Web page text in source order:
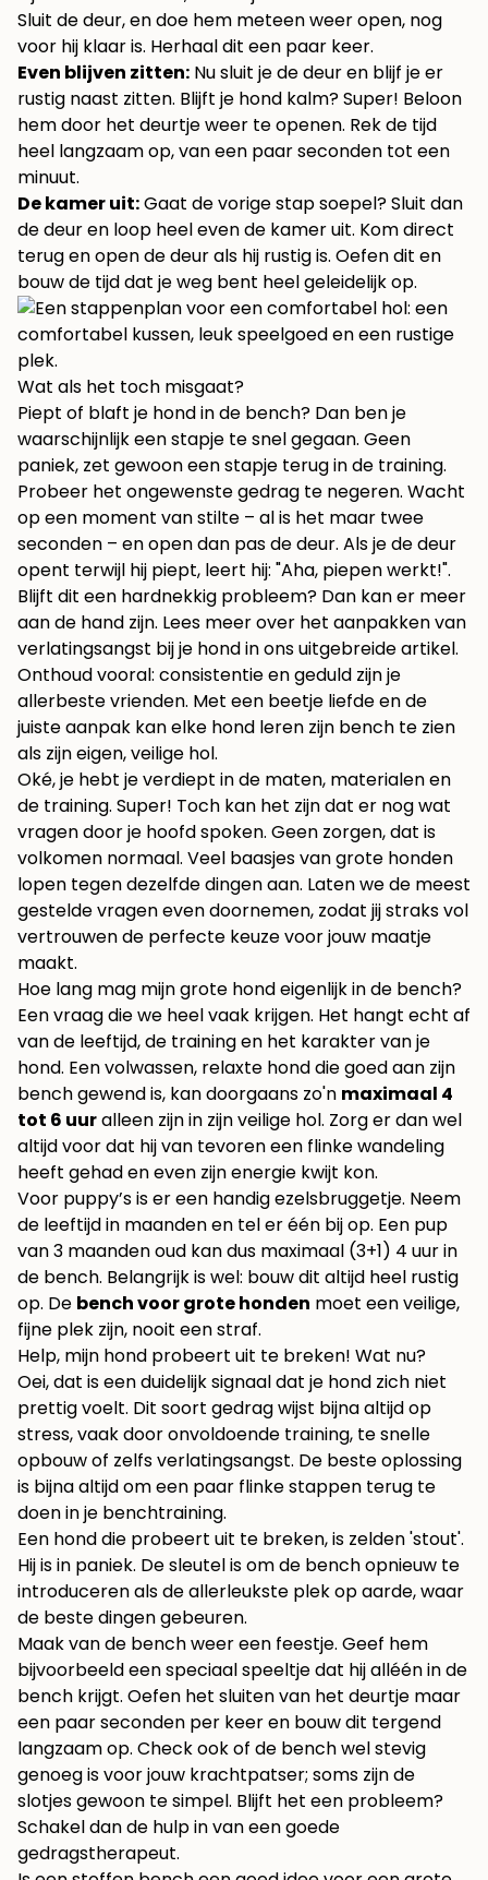
Sluit de deur, en doe hem meteen weer open, nog
voor hij klaar is. Herhaal dit een paar keer.
Even blijven zitten: Nu sluit je de deur en blijf je er
rustig naast zitten. Blijft je hond kalm? Super! Beloon
hem door het deurtje weer te openen. Rek de tijd
heel langzaam op, van een paar seconden tot een
minuut.
De kamer uit:Gaat de vorige stap soepel? Sluit dan
de deur en loop heel even de kamer uit. Kom direct
terug en open de deur als hij rustig is. Oefen dit en
bouw de tijd dat je weg bent heel geleidelijk op.
Wat als het toch misgaat?
Piept of blaft je hond in de bench? Dan ben je
waarschijnlijk een stapje te snel gegaan. Geen
paniek, zet gewoon een stapje terug in de training.
Probeer het ongewenste gedrag te negeren. Wacht
op een moment van stilte – al is het maar twee
seconden – en open dan pas de deur. Als je de deur
opent terwijl hij piept, leert hij: "Aha, piepen werkt!".
Blijft dit een hardnekkig probleem? Dan kan er meer
aan de hand zijn. Lees meer over het aanpakken van
verlatingsangst bij je hond in ons uitgebreide artikel.
Onthoud vooral: consistentie en geduld zijn je
allerbeste vrienden. Met een beetje liefde en de
juiste aanpak kan elke hond leren zijn bench te zien
als zijn eigen, veilige hol.
Oké, je hebt je verdiept in de maten, materialen en
de training. Super! Toch kan het zijn dat er nog wat
vragen door je hoofd spoken. Geen zorgen, dat is
volkomen normaal. Veel baasjes van grote honden
lopen tegen dezelfde dingen aan. Laten we de meest
gestelde vragen even doornemen, zodat jij straks vol
vertrouwen de perfecte keuze voor jouw maatje
maakt.
Hoe lang mag mijn grote hond eigenlijk in de bench?
Een vraag die we heel vaak krijgen. Het hangt echt af
van de leeftijd, de training en het karakter van je
hond. Een volwassen, relaxte hond die goed aan zijn
bench gewend is, kan doorgaans zo'n maximaal 4
tot 6 uuralleen zijn in zijn veilige hol. Zorg er dan wel
altijd voor dat hij van tevoren een flinke wandeling
heeft gehad en even zijn energie kwijt kon.
Voor puppy’s is er een handig ezelsbruggetje. Neem
de leeftijd in maanden en tel er één bij op. Een pup
van 3 maanden oud kan dus maximaal (3+1) 4 uur in
de bench. Belangrijk is wel: bouw dit altijd heel rustig
op. De bench voor grote honden moet een veilige,
fijne plek zijn, nooit een straf.
Help, mijn hond probeert uit te breken! Wat nu?
Oei, dat is een duidelijk signaal dat je hond zich niet
prettig voelt. Dit soort gedrag wijst bijna altijd op
stress, vaak door onvoldoende training, te snelle
opbouw of zelfs verlatingsangst. De beste oplossing
is bijna altijd om een paar flinke stappen terug te
doen in je benchtraining.
Een hond die probeert uit te breken, is zelden 'stout'.
Hij is in paniek. De sleutel is om de bench opnieuw te
introduceren als de allerleukste plek op aarde, waar
de beste dingen gebeuren.
Maak van de bench weer een feestje. Geef hem
bijvoorbeeld een speciaal speeltje dat hij alléén in de
bench krijgt. Oefen het sluiten van het deurtje maar
een paar seconden per keer en bouw dit tergend
langzaam op. Check ook of de bench wel stevig
genoeg is voor jouw krachtpatser; soms zijn de
slotjes gewoon te simpel. Blijft het een probleem?
Schakel dan de hulp in van een goede
gedragstherapeut.